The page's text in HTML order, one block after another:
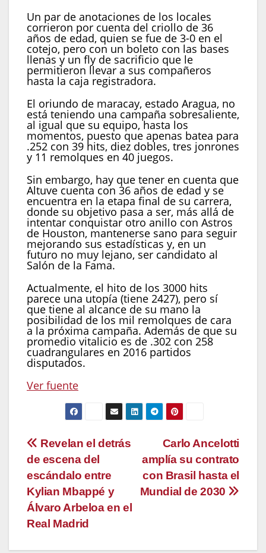
Un par de anotaciones de los locales
corrieron por cuenta del criollo de 36
años de edad, quien se fue de 3-0 en el
cotejo, pero con un boleto con las bases
llenas y un fly de sacrificio que le
permitieron llevar a sus compañeros
hasta la caja registradora.
El oriundo de maracay, estado Aragua, no
está teniendo una campaña sobresaliente,
al igual que su equipo, hasta los
momentos, puesto que apenas batea para
.252 con 39 hits, diez dobles, tres jonrones
y 11 remolques en 40 juegos.
Sin embargo, hay que tener en cuenta que
Altuve cuenta con 36 años de edad y se
encuentra en la etapa final de su carrera,
donde su objetivo pasa a ser, más allá de
intentar conquistar otro anillo con Astros
de Houston, mantenerse sano para seguir
mejorando sus estadísticas y, en un
futuro no muy lejano, ser candidato al
Salón de la Fama.
Actualmente, el hito de los 3000 hits
parece una utopía (tiene 2427), pero sí
que tiene al alcance de su mano la
posibilidad de los mil remolques de cara
a la próxima campaña. Además de que su
promedio vitalicio es de .302 con 258
cuadrangulares en 2016 partidos
disputados.
Ver fuente
Navegación
de
entradas
Carlo Ancelotti
amplía su contrato
con Brasil hasta el
Mundial de 2030
Revelan el detrás
de escena del
escándalo entre
Kylian Mbappé y
Álvaro Arbeloa en el
Real Madrid